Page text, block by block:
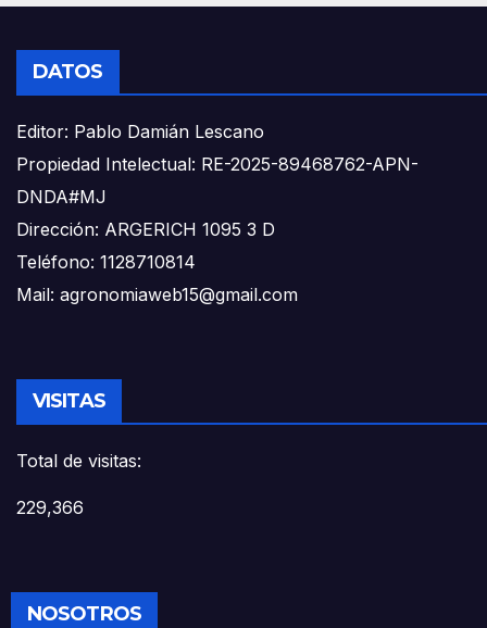
DATOS
Editor: Pablo Damián Lescano
Propiedad Intelectual: RE-2025-89468762-APN-
DNDA#MJ
Dirección: ARGERICH 1095 3 D
Teléfono: 1128710814
Mail: agronomiaweb15@gmail.com
VISITAS
Total de visitas:
229,366
NOSOTROS